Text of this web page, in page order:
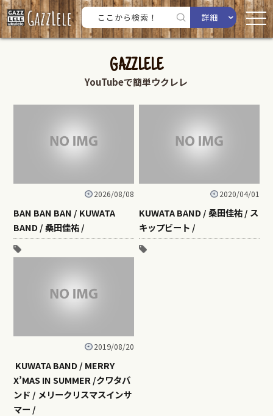
詳細
GAZZLELE
YouTubeで簡単ウクレレ
2026/08/08
BAN BAN BAN / KUWATA
BAND / 桑田佳祐 /
2020/04/01
KUWATA BAND / 桑田佳祐 / ス
キップビート /
2019/08/20
KUWATA BAND / MERRY
X’MAS IN SUMMER /クワタバ
ンド / メリークリスマスインサ
マー /